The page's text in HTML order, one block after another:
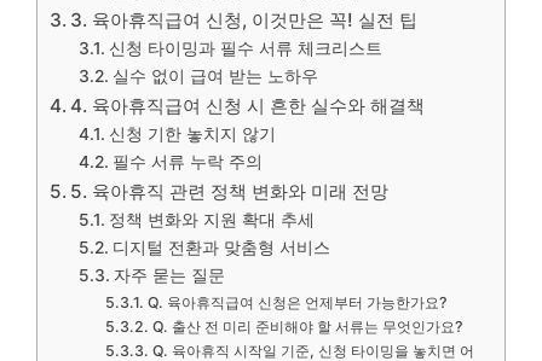
3. 육아휴직급여 신청, 이것만은 꼭! 실전 팁
신청 타이밍과 필수 서류 체크리스트
실수 없이 급여 받는 노하우
4. 육아휴직급여 신청 시 흔한 실수와 해결책
신청 기한 놓치지 않기
필수 서류 누락 주의
5. 육아휴직 관련 정책 변화와 미래 전망
정책 변화와 지원 확대 추세
디지털 전환과 맞춤형 서비스
자주 묻는 질문
Q. 육아휴직급여 신청은 언제부터 가능한가요?
Q. 출산 전 미리 준비해야 할 서류는 무엇인가요?
Q. 육아휴직 시작일 기준, 신청 타이밍을 놓치면 어